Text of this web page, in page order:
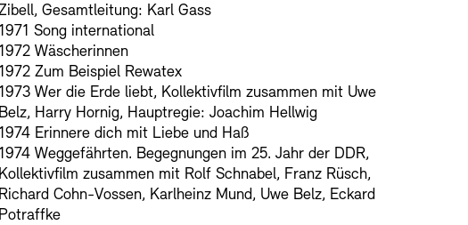
Gesamtleitung: Karl Gass
1971 Song international
1972 Wäscherinnen
1972 Zum Beispiel Rewatex
1973 Wer die Erde liebt, Kollektivfilm zusammen mit Uwe
Belz, Harry Hornig, Hauptregie: Joachim Hellwig
1974 Erinnere dich mit Liebe und Haß
1974 Weggefährten. Begegnungen im 25. Jahr der DDR,
Kollektivfilm zusammen mit Rolf Schnabel, Franz Rüsch,
Richard Cohn-Vossen, Karlheinz Mund, Uwe Belz, Eckard
Potraffke